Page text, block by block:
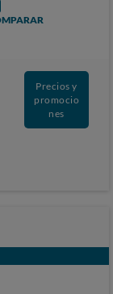
Precios y
promocio
nes